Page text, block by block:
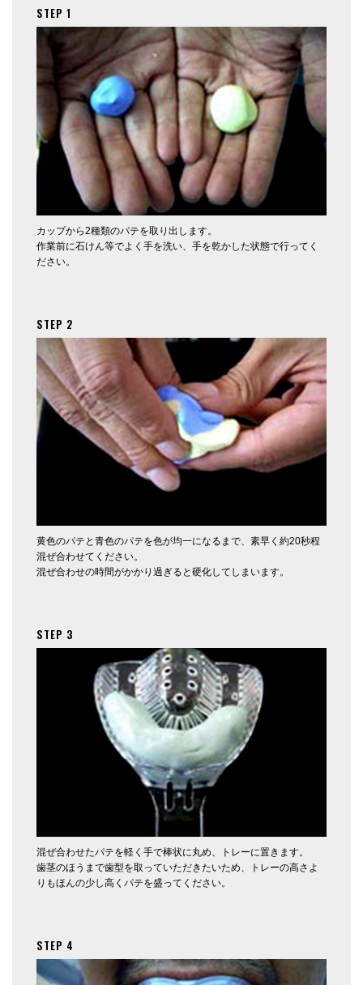
STEP 1
カップから2種類のパテを取り出します。
作業前に石けん等でよく手を洗い、手を乾かした状態で行ってく
ださい。
STEP 2
黄色のパテと青色のパテを色が均一になるまで、素早く約20秒程
混ぜ合わせてください。
混ぜ合わせの時間がかかり過ぎると硬化してしまいます。
STEP 3
混ぜ合わせたパテを軽く手で棒状に丸め、トレーに置きます。
歯茎のほうまで歯型を取っていただきたいため、トレーの高さよ
りもほんの少し高くパテを盛ってください。
STEP 4